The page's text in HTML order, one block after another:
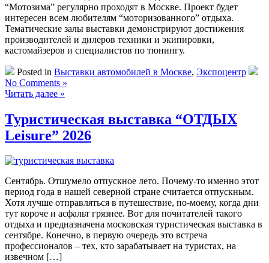
“Мотозима” регулярно проходят в Москве. Проект будет
интересен всем любителям “моторизованного” отдыха.
Тематические залы выставки демонстрируют достижения
производителей и дилеров техники и экипировки,
кастомайзеров и специалистов по тюнингу.
Posted in Выставки автомобилей в Москве, Экспоцентр
No Comments »
Читать далее »
Туристическая выставка “ОТДЫХ
Leisure” 2026
Сентябрь. Отшумело отпускное лето. Почему-то именно этот
период года в нашей северной стране считается отпускным.
Хотя лучше отправляться в путешествие, по-моему, когда дни
тут короче и асфальт грязнее. Вот для почитателей такого
отдыха и предназначена московская туристическая выставка в
сентябре. Конечно, в первую очередь это встреча
профессионалов – тех, кто зарабатывает на туристах, на
извечном […]